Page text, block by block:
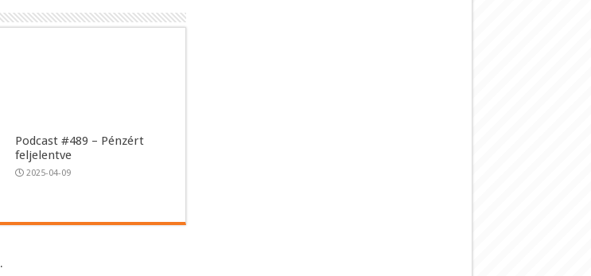
Podcast #489 – Pénzért
feljelentve
2025-04-09
.